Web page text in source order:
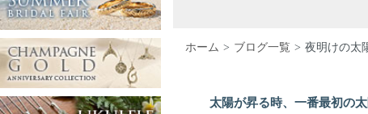
ホーム ブログ一覧 夜明けの太
太陽が昇る時、一番最初の